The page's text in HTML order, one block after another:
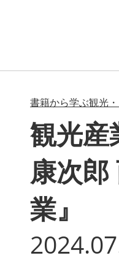
書籍から学ぶ観光
観光産
康次
業』